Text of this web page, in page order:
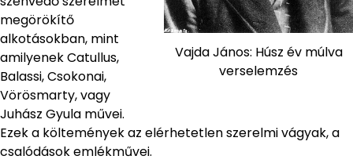
Vajda János: Húsz év múlva
verselemzés
megörökítő
alkotásokban, mint
amilyenek Catullus,
Balassi, Csokonai,
Vörösmarty, vagy
Juhász Gyula művei.
Ezek a költemények az elérhetetlen szerelmi vágyak, a
csalódások emlékművei.